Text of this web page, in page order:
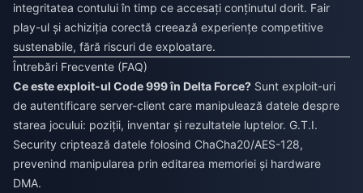
integritatea contului în timp ce accesați conținutul dorit. Fair
play-ul și achiziția corectă creează experiențe competitive
sustenabile, fără riscuri de exploatare.
Întrebări Frecvente (FAQ)
Ce este exploit-ul Code 999 în Delta Force? Sunt exploit-uri
de autentificare server-client care manipulează datele despre
starea jocului: poziții, inventar și rezultatele luptelor. G.T.I.
Security criptează datele folosind ChaCha20/AES-128,
prevenind manipularea prin editarea memoriei și hardware
DMA.